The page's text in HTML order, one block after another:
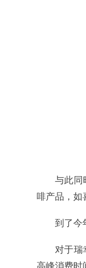
与此同
啡产品，如
到了今
对于瑞
高峰消费时